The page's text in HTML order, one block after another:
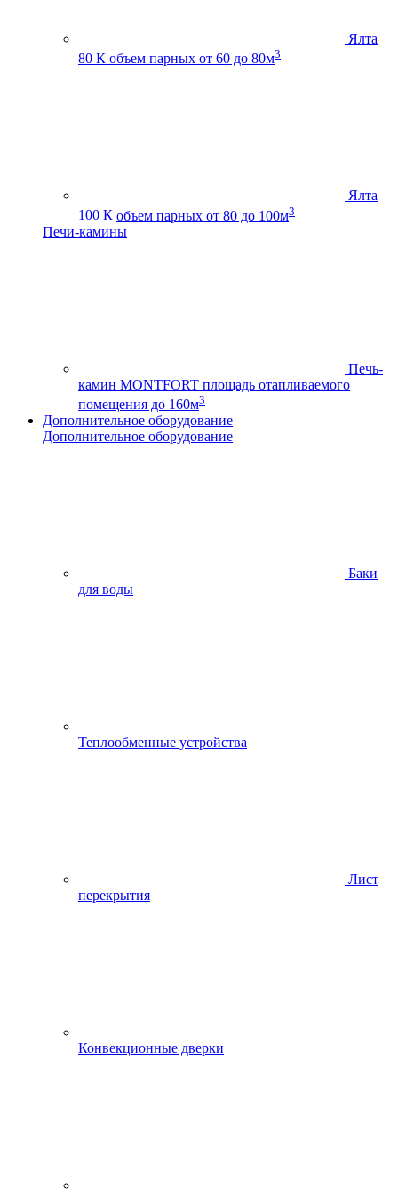
Ялта
80 К объем парных от 60 до 80м3
Ялта
100 К объем парных от 80 до 100м3
Печи-камины
Печь-
камин MONTFORT площадь отапливаемого
помещения до 160м3
Дополнительное оборудование
Дополнительное оборудование
Баки
для воды
Теплообменные устройства
Лист
перекрытия
Конвекционные дверки